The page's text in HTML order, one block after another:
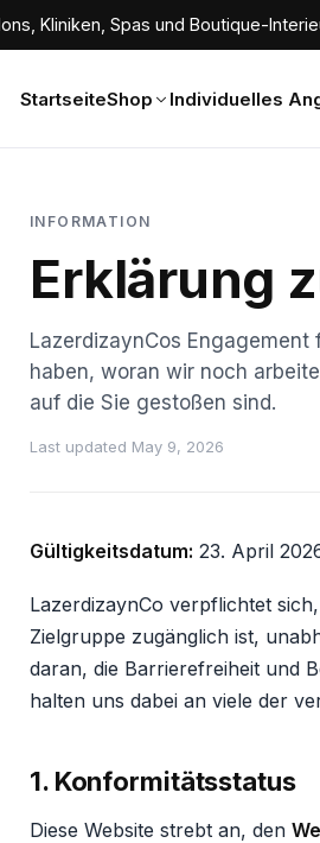
Kliniken, Spas und Boutique-
StartseiteShop Individuelles
INFORMATION
Erklärung
LazerdizaynCos
haben, woran wir noch
auf die Sie gestoßen sind.
Last updated May 9, 2026
Gültigkeitsdatum: 23. April
LazerdizaynCo verpflichtet
Zielgruppe zugänglich ist,
daran, die Barrierefreiheit und
halten uns dabei an viele der
1. Konformitätsstatus
Diese Website strebt an, den